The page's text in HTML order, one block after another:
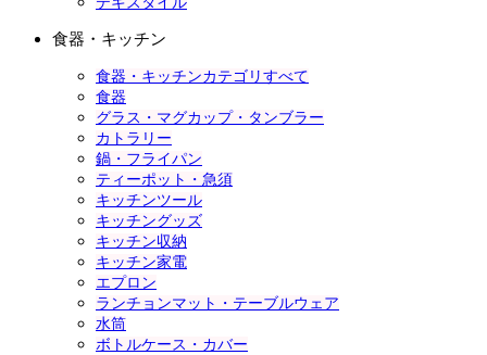
食器・キッチン
食器・キッチンカテゴリすべて
食器
グラス・マグカップ・タンブラー
カトラリー
鍋・フライパン
ティーポット・急須
キッチンツール
キッチングッズ
キッチン収納
キッチン家電
エプロン
ランチョンマット・テーブルウェア
水筒
ボトルケース・カバー